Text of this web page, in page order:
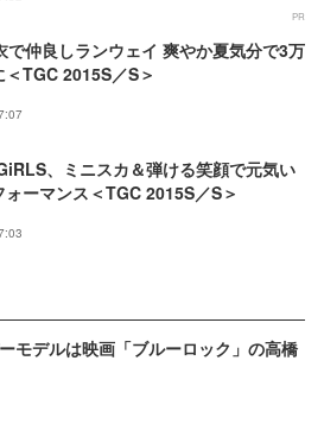
PR
で仲良しランウェイ 爽やか夏気分で3万
＜TGC 2015S／S＞
、ミニスカ＆弾ける笑顔で元気い
ォーマンス＜TGC 2015S／S＞
モデルは映画「ブルーロック」の高橋